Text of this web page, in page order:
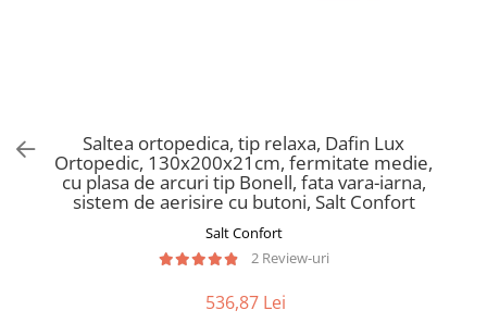
Saltele Memory Pocket
Saltele cu plasa arcuri
Saltele cu spuma
Saltele cu spuma poliuretanica
Scaune pentru living
Seturi comode living si vitrine
Scaune birou copii
Scaune resigilate
Scaune gradinita
Scaune terasa si outdoor
Saltea ortopedica, tip relaxa, Dafin Lux
Ortopedic, 130x200x21cm, fermitate medie,
cu plasa de arcuri tip Bonell, fata vara-iarna,
sistem de aerisire cu butoni, Salt Confort
Salt Confort
2 Review-uri
536,87 Lei